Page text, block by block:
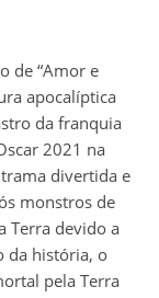
apocalíptica
da franquia
2021 na
divertida e
monstros de
Terra devido a
da história, o
pela Terra